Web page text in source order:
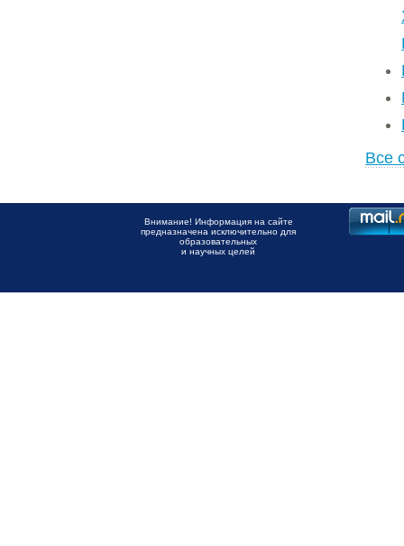
Все
Внимание! Информация на сайте
предназначена исключительно для
образовательных
и научных целей